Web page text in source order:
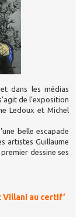
dans les médias
de l’exposition
Ledoux et Michel
belle escapade
artistes Guillaume
dessine ses
Villani au certif’